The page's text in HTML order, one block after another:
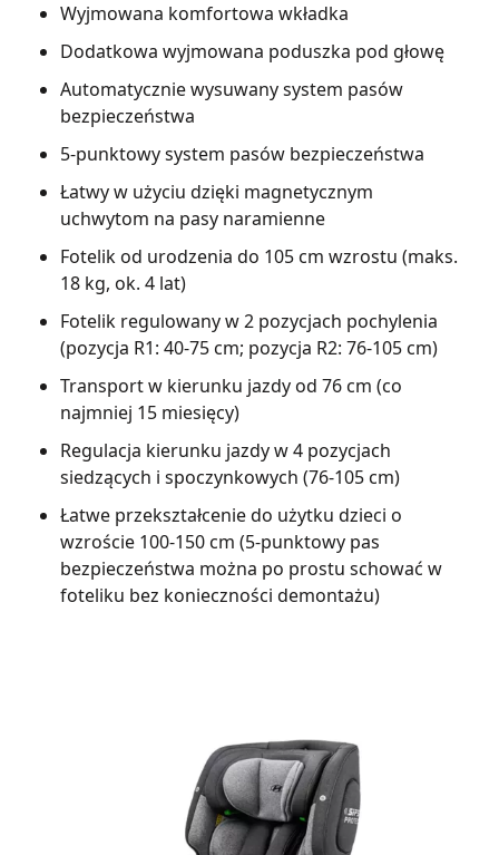
Wyjmowana komfortowa wkładka
Dodatkowa wyjmowana poduszka pod głowę
Automatycznie wysuwany system pasów
bezpieczeństwa
5-punktowy system pasów bezpieczeństwa
Łatwy w użyciu dzięki magnetycznym
uchwytom na pasy naramienne
Fotelik od urodzenia do 105 cm wzrostu (maks.
18 kg, ok. 4 lat)
Fotelik regulowany w 2 pozycjach pochylenia
(pozycja R1: 40-75 cm; pozycja R2: 76-105 cm)
Transport w kierunku jazdy od 76 cm (co
najmniej 15 miesięcy)
Regulacja kierunku jazdy w 4 pozycjach
siedzących i spoczynkowych (76-105 cm)
Łatwe przekształcenie do użytku dzieci o
wzroście 100-150 cm (5-punktowy pas
bezpieczeństwa można po prostu schować w
foteliku bez konieczności demontażu)